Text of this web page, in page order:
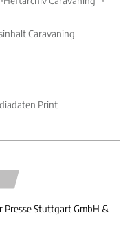
Caravaning
Print
Presse Stuttgart GmbH &